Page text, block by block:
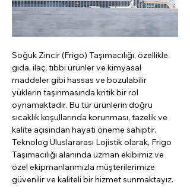
Soğuk Zincir (Frigo) Taşımacılığı, özellikle
gıda, ilaç, tıbbi ürünler ve kimyasal
maddeler gibi hassas ve bozulabilir
yüklerin taşınmasında kritik bir rol
oynamaktadır. Bu tür ürünlerin doğru
sıcaklık koşullarında korunması, tazelik ve
kalite açısından hayati öneme sahiptir.
Teknolog Uluslararası Lojistik olarak, Frigo
Taşımacılığı alanında uzman ekibimiz ve
özel ekipmanlarımızla müşterilerimize
güvenilir ve kaliteli bir hizmet sunmaktayız.